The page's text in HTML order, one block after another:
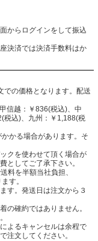
からログインをして振込
決済では決済手数料はか
での価格となります。配送
信越：￥836(税込)、中
税込)、九州：￥1,188(税
かる場合があります。そ
クを使わせて頂く場合が
としてご了承下さい。
料を半額当社負担、
す。
す。発送日は注文から３
の確約ではありません。
よるキャンセルは余程で
注文してください。